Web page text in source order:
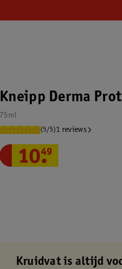
Kneipp Derma
75ml
(5/5)1 reviews
10.
49
Kruidvat is altijd